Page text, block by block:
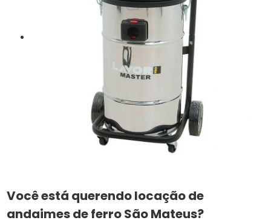
Você está querendo locação de
andaimes de ferro São Mateus?